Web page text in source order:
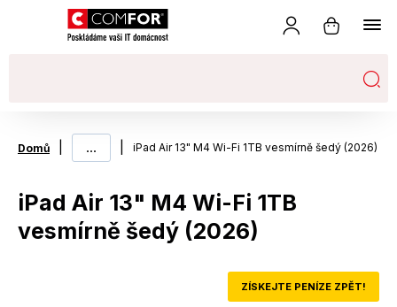
Domů ... iPad Air 13" M4 Wi-Fi 1TB vesmírně šedý (2026)
iPad Air 13" M4 Wi-Fi 1TB
vesmírně šedý (2026)
ZÍSKEJTE PENÍZE ZPĚT!